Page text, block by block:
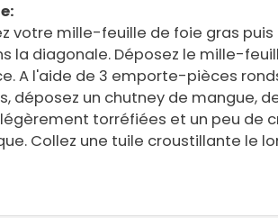
votre mille-feuille de foie gras
la diagonale. Déposez le mille-
A l'aide de 3 emporte-pièces
déposez un chutney de mangue,
torréfiées et un peu de
Collez une tuile croustillante le